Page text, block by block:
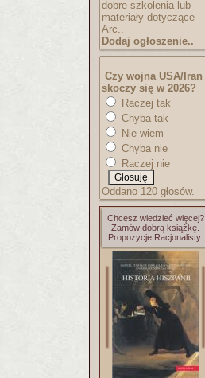
dobre szkolenia lub
materiały dotyczące
Arc..
Dodaj ogłoszenie..
Czy wojna USA/Iran
skoczy się w 2026?
Raczej tak
Chyba tak
Nie wiem
Chyba nie
Raczej nie
Oddano 120 głosów.
Chcesz wiedzieć więcej?
Zamów dobrą książkę.
Propozycje Racjonalisty: